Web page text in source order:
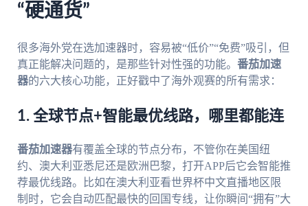
“硬通货”
很多海外党在选加速器时，容易被“低价”“免费”吸引，但
真正能解决问题的，是那些针对性强的功能。 番茄加速
器的六大核心功能，正好戳中了海外观赛的所有需求：
1. 全球节点+智能最优线路，哪里都能连
番茄加速器有覆盖全球的节点分布，不管你在美国纽
约、澳大利亚悉尼还是欧洲巴黎，打开APP后它会智能推
荐最优线路。比如在澳大利亚看世界杯中文直播地区限
制时，它会自动匹配最快的回国专线，让你瞬间“拥有”大